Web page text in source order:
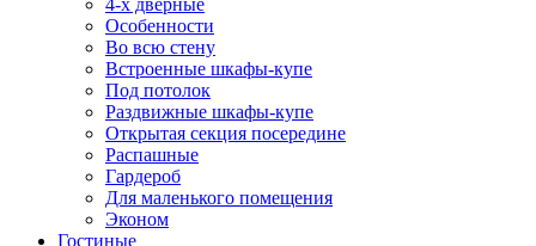
4-х дверные
Особенности
Во всю стену
Встроенные шкафы-купе
Под потолок
Раздвижные шкафы-купе
Открытая секция посередине
Распашные
Гардероб
Для маленького помещения
Эконом
Гостиные